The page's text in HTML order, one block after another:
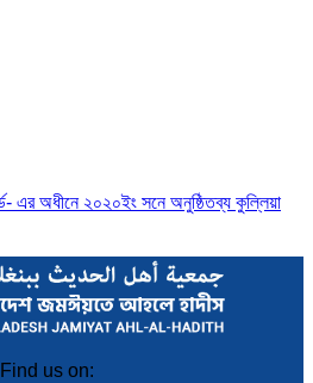
এর অধীনে ২০২০ইং সনে অনুষ্ঠিতব্য কুল্লিয়া
Find us on: